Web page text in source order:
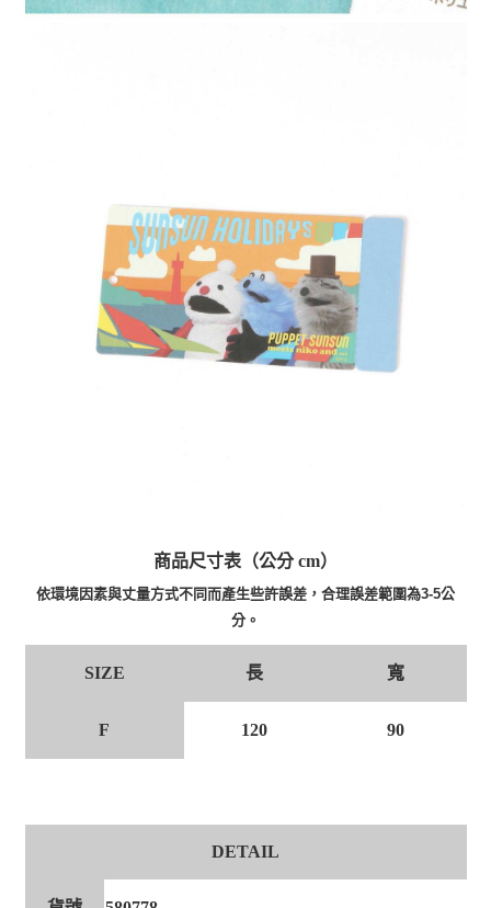
商品尺寸表（公分 cm）
依環境因素與丈量方式不同而產生些許誤差，合理誤差範圍為3-5公
分。
SIZE 長 寬
F 120 90
DETAIL